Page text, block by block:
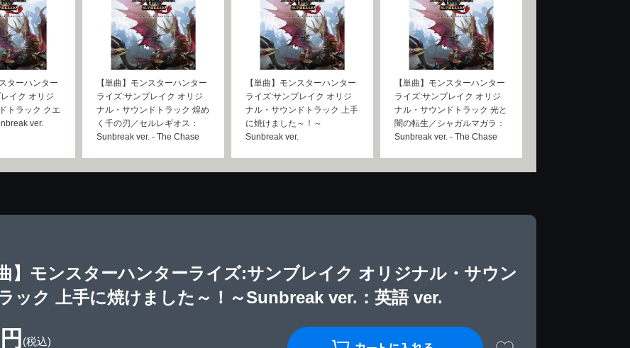
ターハンター
イク オリジ
トラック クエ
ver.
【単曲】モンスターハンター
ライズ:サンブレイク オリジ
ナル・サウンドトラック 煌め
く千の刃／セルレギオス：
Sunbreak ver. - The Chase
【単曲】モンスターハンター
ライズ:サンブレイク オリジ
ナル・サウンドトラック 上手
に焼けました～！～
Sunbreak ver.
【単曲】モンスターハンター
ライズ:サンブレイク オリジ
ナル・サウンドトラック 光と
闇の転生／シャガルマガラ：
Sunbreak ver. - The Chase
曲】モンスターハンターライズ:サンブレイク オリジナル・サウン
ック 上手に焼けました～！～Sunbreak ver.：英語 ver.
(税込)